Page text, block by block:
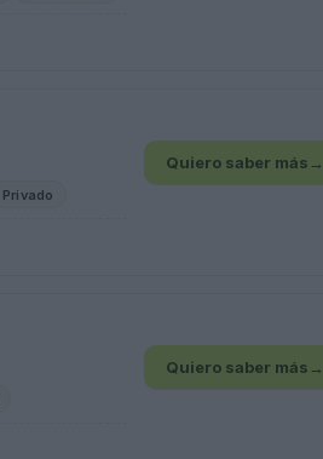
Privado
Quiero saber más →
Quiero saber más →